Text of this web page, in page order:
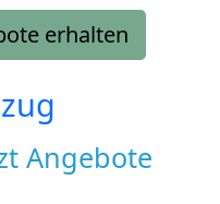
erhalten
Angebote